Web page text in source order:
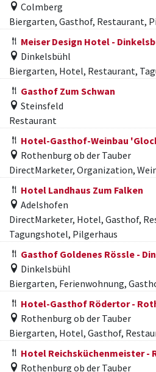
Colmberg
Biergarten, Gasthof, Restaurant,
Meiser Design Hotel -
Dinkelsbühl
Biergarten, Hotel, Restaurant,
Gasthof Zum Schwan
Steinsfeld
Restaurant
Hotel-Gasthof-Weinbau
Rothenburg ob der Tauber
DirectMarketer, Organization,
Hotel Landhaus Zum Falken
Adelshofen
DirectMarketer, Hotel, Gasthof,
Tagungshotel, Pilgerhaus
Gasthof Goldenes Rössle -
Dinkelsbühl
Biergarten, Ferienwohnung,
Hotel-Gasthof Rödertor -
Rothenburg ob der Tauber
Biergarten, Hotel, Gasthof,
Hotel Reichsküchenmeister -
Rothenburg ob der Tauber